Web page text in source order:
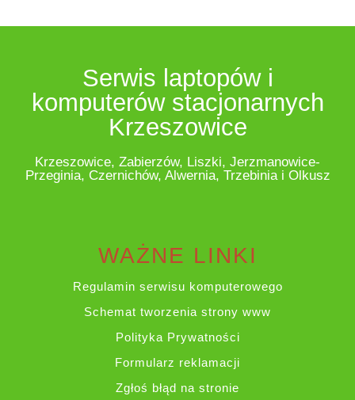
Serwis laptopów i
komputerów stacjonarnych
Krzeszowice
Krzeszowice, Zabierzów, Liszki, Jerzmanowice-
Przeginia, Czernichów, Alwernia, Trzebinia i Olkusz
WAŻNE LINKI
Regulamin serwisu komputerowego
Schemat tworzenia strony www
Polityka Prywatności
Formularz reklamacji
Zgłoś błąd na stronie